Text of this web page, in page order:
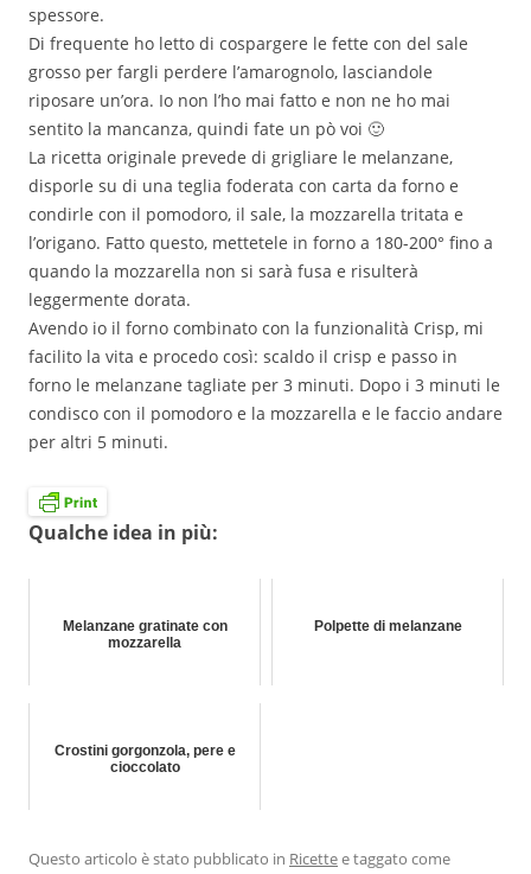
spessore.
Di frequente ho letto di cospargere le fette con del sale
grosso per fargli perdere l’amarognolo, lasciandole
riposare un’ora. Io non l’ho mai fatto e non ne ho mai
sentito la mancanza, quindi fate un pò voi 🙂
La ricetta originale prevede di grigliare le melanzane,
disporle su di una teglia foderata con carta da forno e
condirle con il pomodoro, il sale, la mozzarella tritata e
l’origano. Fatto questo, mettetele in forno a 180-200° fino a
quando la mozzarella non si sarà fusa e risulterà
leggermente dorata.
Avendo io il forno combinato con la funzionalità Crisp, mi
facilito la vita e procedo così: scaldo il crisp e passo in
forno le melanzane tagliate per 3 minuti. Dopo i 3 minuti le
condisco con il pomodoro e la mozzarella e le faccio andare
per altri 5 minuti.
Qualche idea in più:
Melanzane gratinate con
mozzarella
Polpette di melanzane
Crostini gorgonzola, pere e
cioccolato
Questo articolo è stato pubblicato in Ricettee taggato come